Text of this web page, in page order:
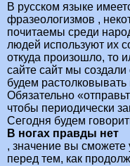
В русском языке
фразеологизмов ,
почитаемы среди
людей используют их
откуда произошло, то
сайте сайт мы создали
будем
Обязательно
чтобы периодически
Сегодня будем
В ногах правды нет
, значение вы сможете
перед тем, как